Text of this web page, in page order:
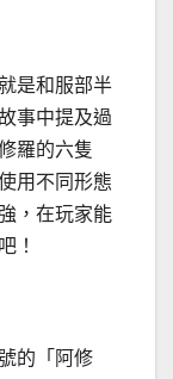
是和服部半
事中提及過
羅的六隻
用不同形態
，在玩家能
！
的「阿修